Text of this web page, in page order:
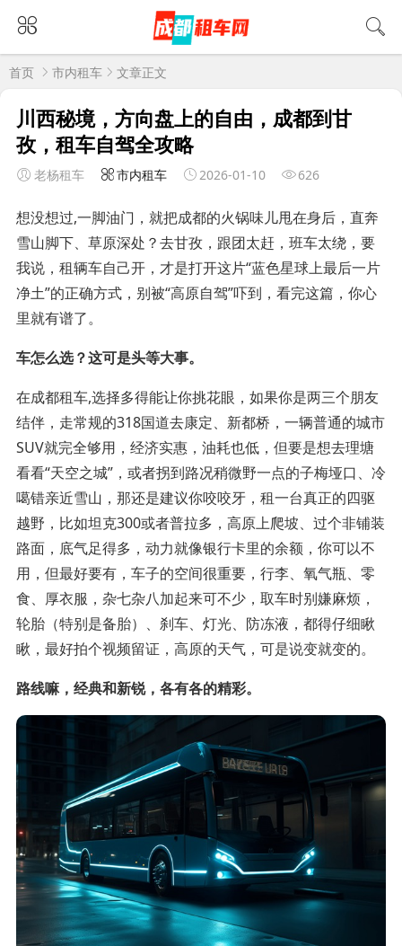
首页 市内租车 文章正文
川西秘境，方向盘上的自由，成都到甘
孜，租车自驾全攻略
老杨租车 市内租车 2026-01-10 626
想没想过,一脚油门，就把成都的火锅味儿甩在身后，直奔
雪山脚下、草原深处？去甘孜，跟团太赶，班车太绕，要
我说，租辆车自己开，才是打开这片“蓝色星球上最后一片
净土”的正确方式，别被“高原自驾”吓到，看完这篇，你心
里就有谱了。
车怎么选？这可是头等大事。
在成都租车,选择多得能让你挑花眼，如果你是两三个朋友
结伴，走常规的318国道去康定、新都桥，一辆普通的城市
SUV就完全够用，经济实惠，油耗也低，但要是想去理塘
看看“天空之城”，或者拐到路况稍微野一点的子梅垭口、冷
噶错亲近雪山，那还是建议你咬咬牙，租一台真正的四驱
越野，比如坦克300或者普拉多，高原上爬坡、过个非铺装
路面，底气足得多，动力就像银行卡里的余额，你可以不
用，但最好要有，车子的空间很重要，行李、氧气瓶、零
食、厚衣服，杂七杂八加起来可不少，取车时别嫌麻烦，
轮胎（特别是备胎）、刹车、灯光、防冻液，都得仔细瞅
瞅，最好拍个视频留证，高原的天气，可是说变就变的。
路线嘛，经典和新锐，各有各的精彩。